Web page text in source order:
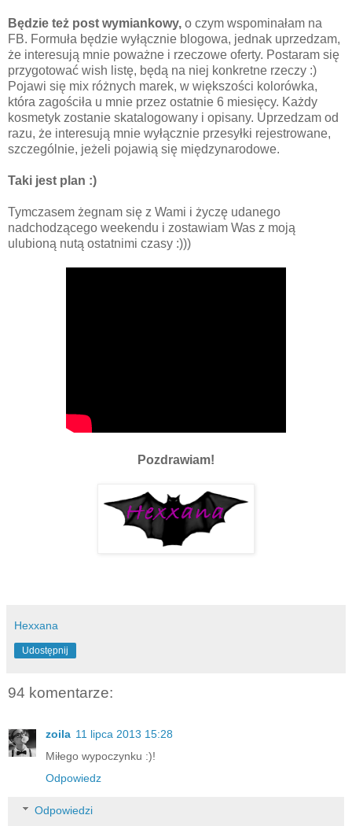
Będzie też post wymiankowy, o czym wspominałam na
FB. Formuła będzie wyłącznie blogowa, jednak uprzedzam,
że interesują mnie poważne i rzeczowe oferty. Postaram się
przygotować wish listę, będą na niej konkretne rzeczy :)
Pojawi się mix różnych marek, w większości kolorówka,
która zagościła u mnie przez ostatnie 6 miesięcy. Każdy
kosmetyk zostanie skatalogowany i opisany. Uprzedzam od
razu, że interesują mnie wyłącznie przesyłki rejestrowane,
szczególnie, jeżeli pojawią się międzynarodowe.
Taki jest plan :)
Tymczasem żegnam się z Wami i życzę udanego
nadchodzącego weekendu i zostawiam Was z moją
ulubioną nutą ostatnimi czasy :)))
Pozdrawiam!
Hexxana
Udostępnij
94 komentarze:
zoila 11 lipca 2013 15:28
Miłego wypoczynku :)!
Odpowiedz
Odpowiedzi